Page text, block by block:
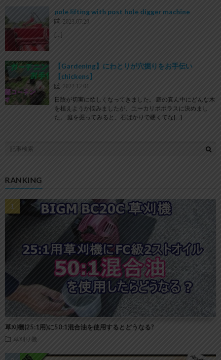
pole lifting with post hole digger machine
2023.07.29
[…]
【Gardening】にわとりが穴掘りをお手伝い
【chickens】
2022.12.01
日陰が切実に欲しくなってきました。 庭の真ん中にどんな木
を植えようか悩みましたが、ユーカリポポラスに決めまし
た。 庭を掘ってみると、石ばかりで硬くてな[…]
RANKING
草刈機(25:1用)に50:1混合油を使用するとどうなる?
草刈り機